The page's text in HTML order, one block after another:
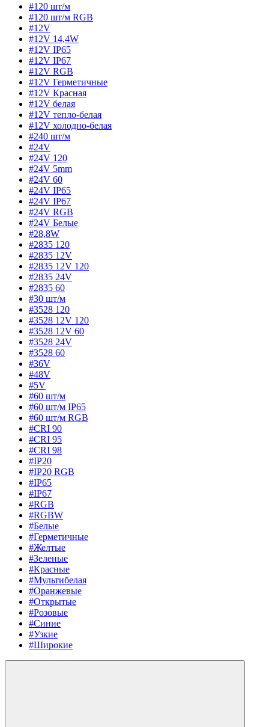
#120 шт/м
#120 шт/м RGB
#12V
#12V 14,4W
#12V IP65
#12V IP67
#12V RGB
#12V Герметичные
#12V Красная
#12V белая
#12V тепло-белая
#12V холодно-белая
#240 шт/м
#24V
#24V 120
#24V 5mm
#24V 60
#24V IP65
#24V IP67
#24V RGB
#24V Белые
#28,8W
#2835 120
#2835 12V
#2835 12V 120
#2835 24V
#2835 60
#30 шт/м
#3528 120
#3528 12V 120
#3528 12V 60
#3528 24V
#3528 60
#36V
#48V
#5V
#60 шт/м
#60 шт/м IP65
#60 шт/м RGB
#CRI 90
#CRI 95
#CRI 98
#IP20
#IP20 RGB
#IP65
#IP67
#RGB
#RGBW
#Белые
#Герметичные
#Желтые
#Зеленые
#Красные
#Мультибелая
#Оранжевые
#Открытые
#Розовые
#Синие
#Узкие
#Широкие